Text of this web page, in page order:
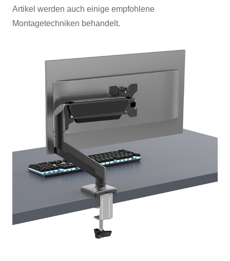
Artikel werden auch einige empfohlene
Montagetechniken behandelt.